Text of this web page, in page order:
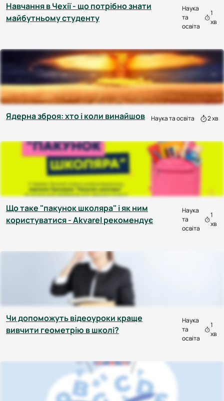
Навчання в Чехії - що потрібно знати
майбутньому студенту
Наука
та
освіта
1
хв
Ядерна зброя: хто і коли винайшов Наука та освіта 2 хв
Що таке "пакунок школяра" і як ним
користуватися - Akvarel рекомендує
Наука
та
освіта
1
хв
Чи допоможуть відеоуроки краще
вивчити геометрію в школі?
Наука
та
освіта
1
хв